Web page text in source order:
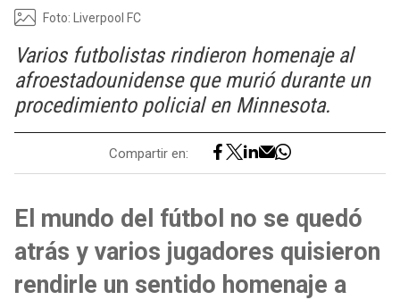
Foto: Liverpool FC
Varios futbolistas rindieron homenaje al
afroestadounidense que murió durante un
procedimiento policial en Minnesota.
Compartir en:
El mundo del fútbol no se quedó
atrás y varios jugadores quisieron
rendirle un sentido homenaje a